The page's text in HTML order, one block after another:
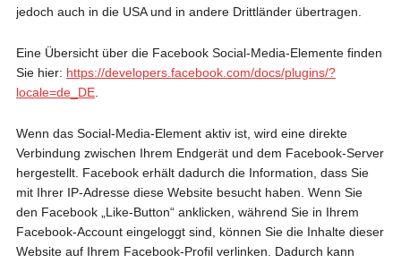
jedoch auch in die USA und in andere Drittländer übertragen.
Eine Übersicht über die Facebook Social-Media-Elemente finden
Sie hier: https://developers.facebook.com/docs/plugins/?
locale=de_DE.
Wenn das Social-Media-Element aktiv ist, wird eine direkte
Verbindung zwischen Ihrem Endgerät und dem Facebook-Server
hergestellt. Facebook erhält dadurch die Information, dass Sie
mit Ihrer IP-Adresse diese Website besucht haben. Wenn Sie
den Facebook „Like-Button“ anklicken, während Sie in Ihrem
Facebook-Account eingeloggt sind, können Sie die Inhalte dieser
Website auf Ihrem Facebook-Profil verlinken. Dadurch kann